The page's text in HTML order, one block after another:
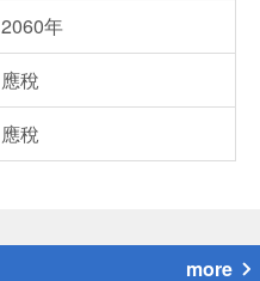
2060年
應稅
應稅
more